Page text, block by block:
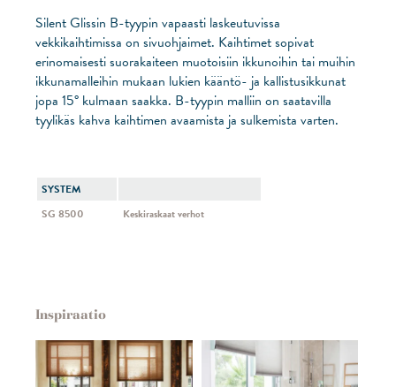
Silent Glissin B-tyypin vapaasti laskeutuvissa
vekkikaihtimissa on sivuohjaimet. Kaihtimet sopivat
erinomaisesti suorakaiteen muotoisiin ikkunoihin tai muihin
ikkunamalleihin mukaan lukien kääntö- ja kallistusikkunat
jopa 15° kulmaan saakka. B-tyypin malliin on saatavilla
tyylikäs kahva kaihtimen avaamista ja sulkemista varten.
SYSTEM
SG 8500
Keskiraskaat verhot
Inspiraatio